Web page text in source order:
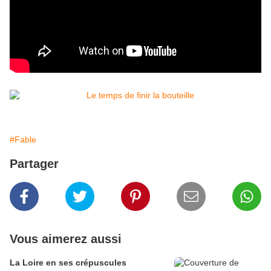
#Fable
Partager
Vous aimerez aussi
La Loire en ses crépuscules